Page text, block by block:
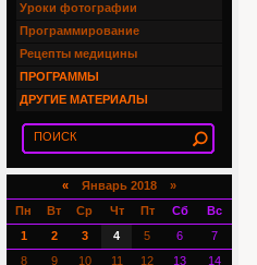
Уроки фотографии
Программирование
Рецепты медицины
ПРОГРАММЫ
ДРУГИЕ МАТЕРИАЛЫ
« Январь 2018 »
Пн
Вт Ср Чт Пт Сб
Вс
1
2 3 4 5 6
7
8
9 10 11 12 13
14